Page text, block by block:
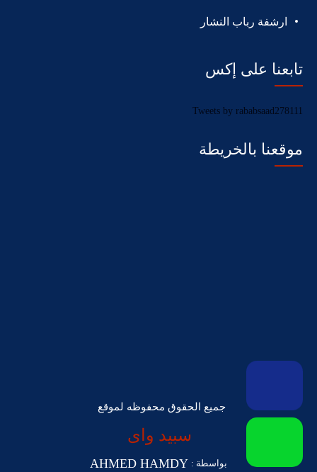
ارشفة رباب النشار
تابعنا على إكس
Tweets by rababsaad278111
موقعنا بالخريطة
جميع الحقوق محفوظه لموقع
سبيد واى
بواسطة : AHMED HAMDY